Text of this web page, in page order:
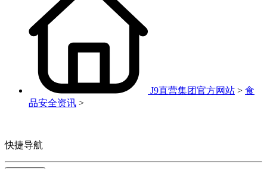
J9直营集团官方网站 > 食
品安全资讯 >
快捷导航